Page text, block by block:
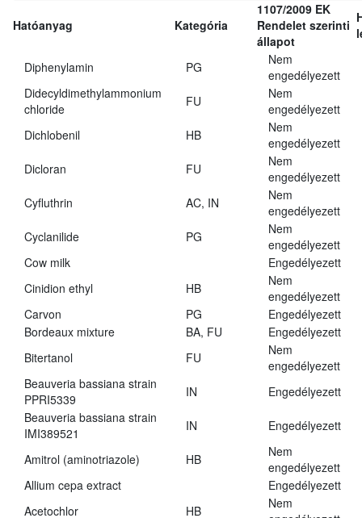
Hatóanyag Kategória
1107/2009 EK
Rendelet szerinti
állapot
Diphenylamin PG
Nem
engedélyezett
Didecyldimethylammonium
chloride
FU
Nem
engedélyezett
Dichlobenil
HB
Nem
engedélyezett
Dicloran
FU
Nem
engedélyezett
Cyfluthrin
AC, IN
Nem
engedélyezett
Cyclanilide
PG
Nem
engedélyezett
Cow milk
Engedélyezett
Cinidion ethyl
HB
Nem
engedélyezett
Carvon
PG
Engedélyezett
Bordeaux mixture
BA, FU
Engedélyezett
Bitertanol
FU
Nem
engedélyezett
Beauveria bassiana strain
PPRI5339
IN
Engedélyezett
Beauveria bassiana strain
IMI389521
IN Engedélyezett
Amitrol (aminotriazole) HB
Nem
engedélyezett
Allium cepa extract
Engedélyezett
Acetochlor
HB
Nem